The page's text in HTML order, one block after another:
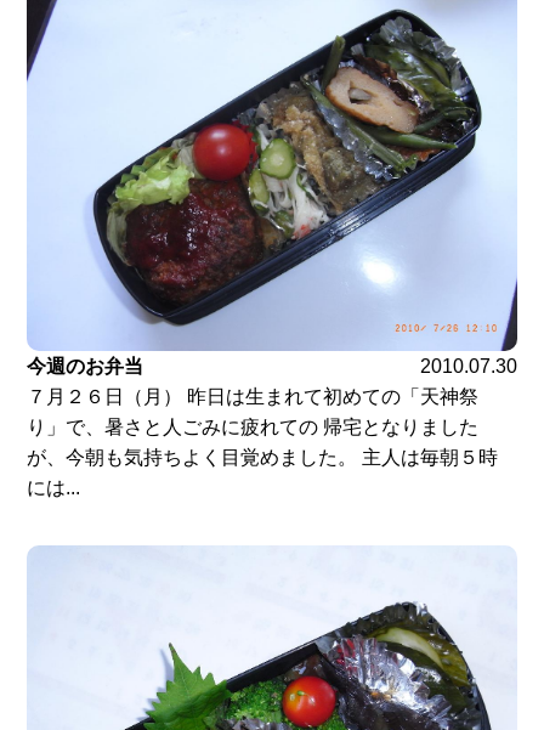
今週のお弁当
2010.07.30
７月２６日（月） 昨日は生まれて初めての「天神祭
り」で、暑さと人ごみに疲れての 帰宅となりました
が、今朝も気持ちよく目覚めました。 主人は毎朝５時
には...